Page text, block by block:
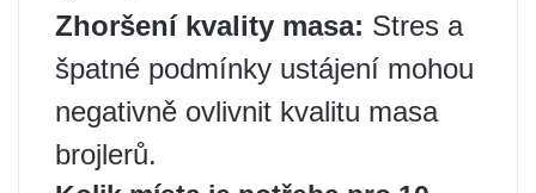
Zhoršení kvality masa: Stres a
špatné podmínky ustájení mohou
negativně ovlivnit kvalitu masa
brojlerů.